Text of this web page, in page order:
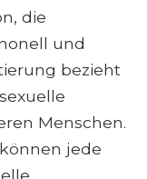
die
und
bezieht
Menschen.
jede